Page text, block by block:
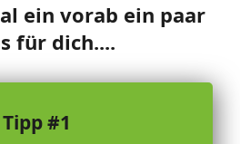
ein vorab ein paar
für dich....
Tipp #1